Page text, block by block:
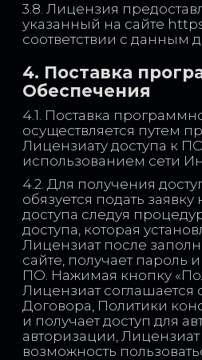
3.8. Лицензия
указанный на сайте
соответствии с данным
4. Поставка
Обеспечения
4.1. Поставка
осуществляется путем
Лицензиату доступа к
использованием сети
4.2. Для получения
обязуется подать
доступа следуя
доступа, которая
Лицензиат после
сайте, получает пароль
ПО. Нажимая кнопку
Лицензиат соглашается
Договора, Политики
и получает доступ для
авторизации,
возможность